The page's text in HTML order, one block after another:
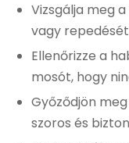
Vizsgálja meg
vagy
Ellenőrizze a
mosót, hogy
Győződjön
szoros és